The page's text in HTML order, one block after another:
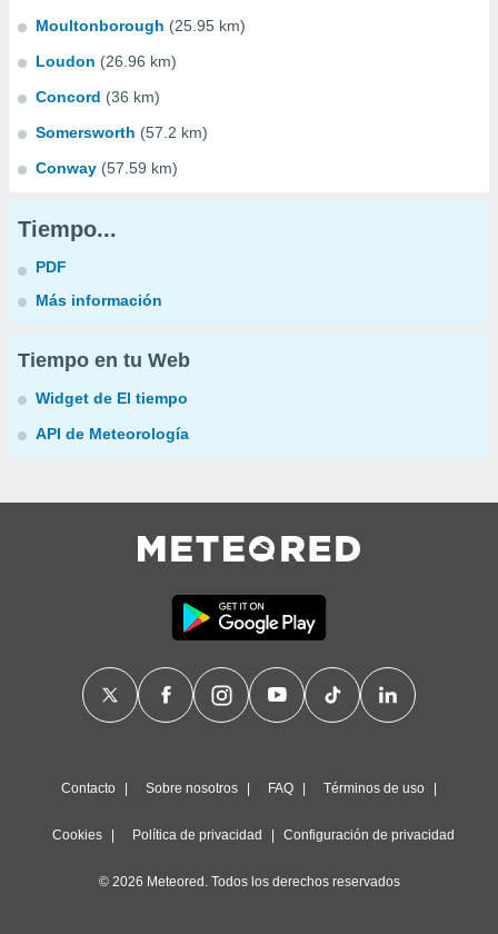
Moultonborough (25.95 km)
Loudon (26.96 km)
Concord (36 km)
Somersworth (57.2 km)
Conway (57.59 km)
Tiempo...
PDF
Más información
Tiempo en tu Web
Widget de El tiempo
API de Meteorología
Contacto Sobre nosotros FAQ Términos de uso
Cookies Política de privacidad Configuración de privacidad
© 2026 Meteored. Todos los derechos reservados